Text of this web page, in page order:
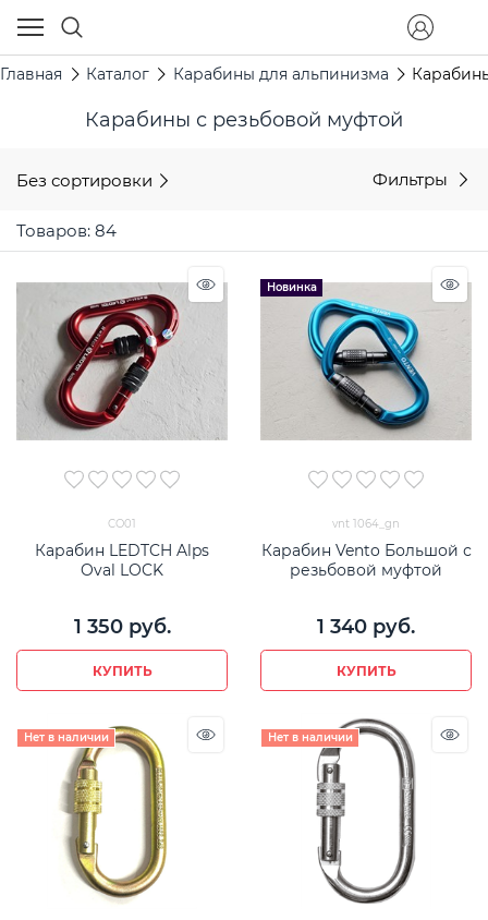
Главная Каталог Карабины для альпинизма
Карабины с резьбовой муфтой
Без сортировки Фильтры
Товаров: 84
CO01
Карабин LEDTCH Alps
Oval LOCK
1 350 руб.
КУПИТЬ
Новинка
vnt 1064_gn
Карабин Vento Большой с
резьбовой муфтой
1 340 руб.
КУПИТЬ
Нет в наличии Нет в наличии